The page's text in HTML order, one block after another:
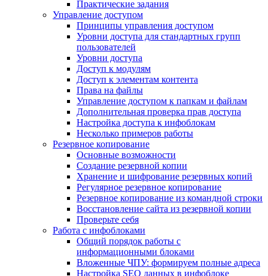
Практические задания
Управление доступом
Принципы управления доступом
Уровни доступа для стандартных групп
пользователей
Уровни доступа
Доступ к модулям
Доступ к элементам контента
Права на файлы
Управление доступом к папкам и файлам
Дополнительная проверка прав доступа
Настройка доступа к инфоблокам
Несколько примеров работы
Резервное копирование
Основные возможности
Создание резервной копии
Хранение и шифрование резервных копий
Регулярное резервное копирование
Резервное копирование из командной строки
Восстановление сайта из резервной копии
Проверьте себя
Работа с инфоблоками
Общий порядок работы с
информационными блоками
Вложенные ЧПУ: формируем полные адреса
Настройка SEO данных в инфоблоке